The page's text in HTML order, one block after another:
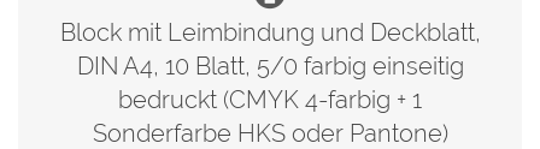
Block mit Leimbindung und Deckblatt,
DIN A4, 10 Blatt, 5/0 farbig einseitig
bedruckt (CMYK 4-farbig + 1
Sonderfarbe HKS oder Pantone)